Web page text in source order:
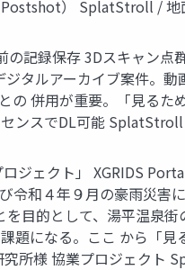
） SplatStroll /
記録保存 3Dスキャン点
タルアーカイブ案件。
併用が重要。「見る
ンスでDL可能
ェクト」 XGRIDS
和４年９月の豪雨災害
目的として、湯平温泉
題になる。ここ から「
所様 協業プロジェクト